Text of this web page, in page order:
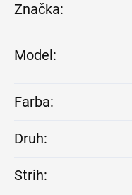
Značka:
Model:
Farba:
Druh:
Strih: